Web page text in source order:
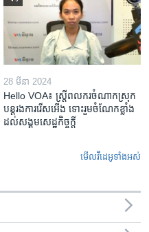
28 មីនា 2024
Hello VOA៖ ស្រ្តីពលករចំណាកស្រុក
បន្តរងការរើសអើង ទោះរួមចំណែកខ្លាំង
ដល់សង្គមសេដ្ឋកិច្ចក្តី
មើល​វីដេអូ​ទាំង​អស់